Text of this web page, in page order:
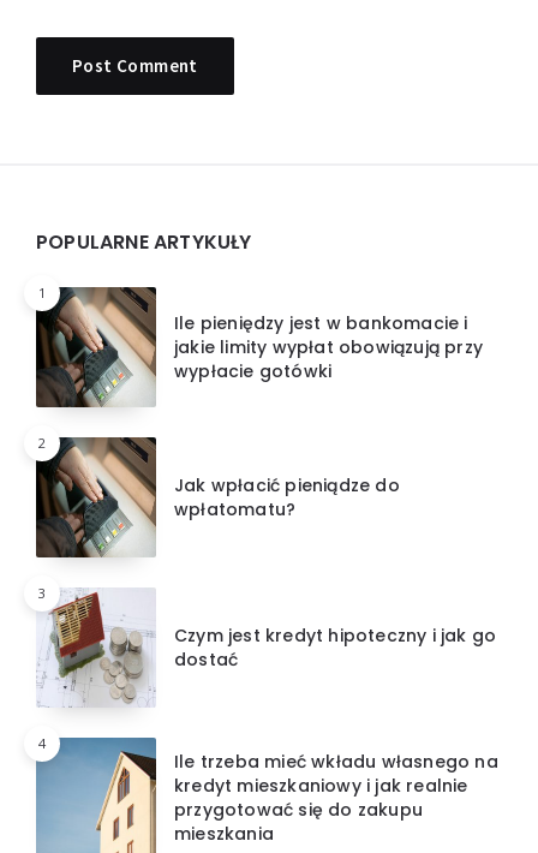
Widgets
POPULARNE ARTYKUŁY
1
Ile pieniędzy jest w bankomacie i
jakie limity wypłat obowiązują przy
wypłacie gotówki
2
Jak wpłacić pieniądze do
wpłatomatu?
3
Czym jest kredyt hipoteczny i jak go
dostać
4
Ile trzeba mieć wkładu własnego na
kredyt mieszkaniowy i jak realnie
przygotować się do zakupu
mieszkania